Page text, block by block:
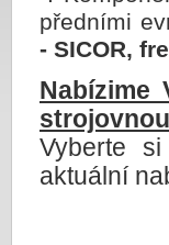
předními
- SICOR,
Nabízime
Vyberte si
aktuální